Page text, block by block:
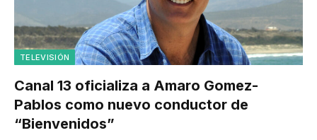
TELEVISIÓN
Canal 13 oficializa a Amaro Gomez-
Pablos como nuevo conductor de
“Bienvenidos”